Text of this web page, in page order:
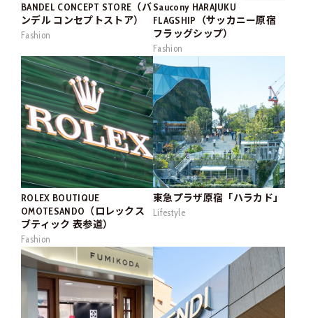
BANDEL CONCEPT STORE（バ
ンデル コンセプトストア）
Fashion
Saucony HARAJUKU
FLAGSHIP（サッカニー原宿
フラッグシップ）
Fashion
ROLEX BOUTIQUE
OMOTESANDO（ロレックス
ブティック 表参道）
Fashion
東急プラザ原宿「ハラカド」
Lifestyle